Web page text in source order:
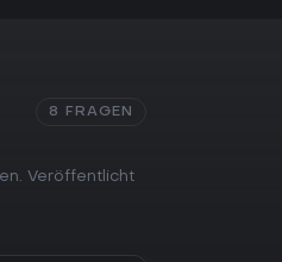
8 FRAGEN
Veröffentlicht